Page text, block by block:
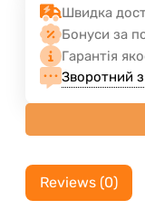
Швидка
Бонуси за
Гарантія
Зворотний
Reviews (0)